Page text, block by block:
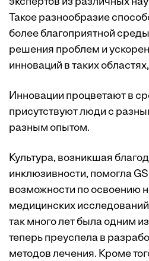
Такое разнообразие
более благоприятной
решения проблем и
инноваций в таких
Инновации процветают в
присутствуют люди с
разным опытом.
Культура, возникшая
инклюзивности, помогла
возможности по освоению
медицинских
так много лет была одним
теперь преуспела в
методов лечения. Кроме